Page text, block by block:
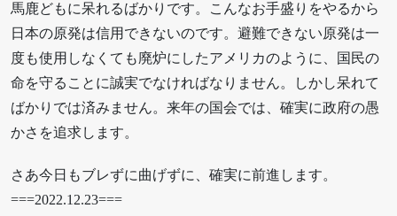
馬鹿どもに呆れるばかりです。こんなお手盛りをやるから
日本の原発は信用できないのです。避難できない原発は一
度も使用しなくても廃炉にしたアメリカのように、国民の
命を守ることに誠実でなければなりません。しかし呆れて
ばかりでは済みません。来年の国会では、確実に政府の愚
かさを追求します。
さあ今日もブレずに曲げずに、確実に前進します。
===2022.12.23===